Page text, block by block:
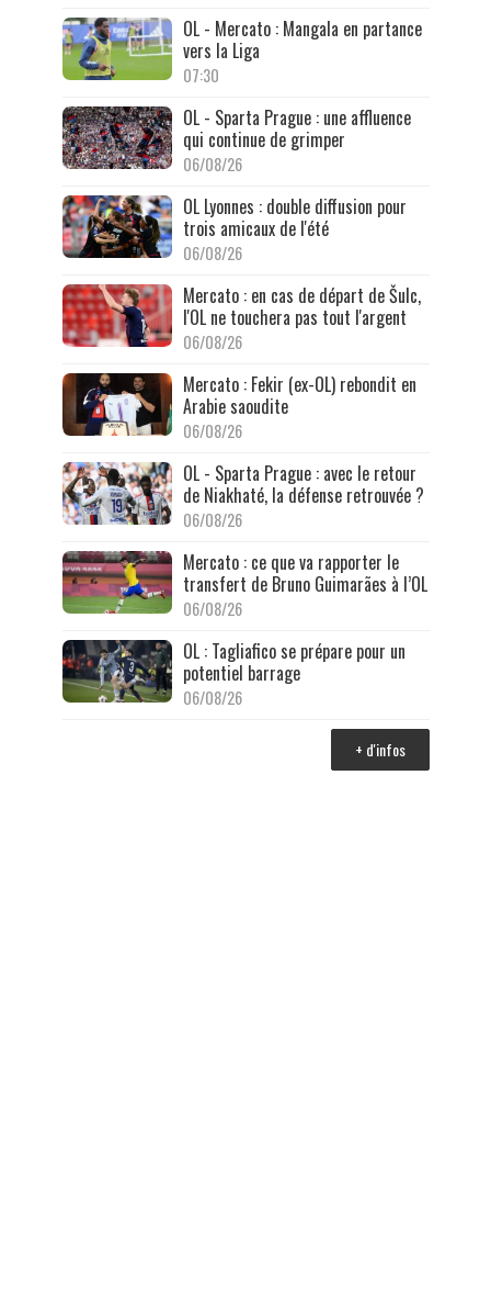
OL - Mercato : Mangala en partance
vers la Liga
07:30
OL - Sparta Prague : une affluence
qui continue de grimper
06/08/26
OL Lyonnes : double diffusion pour
trois amicaux de l'été
06/08/26
Mercato : en cas de départ de Šulc,
l'OL ne touchera pas tout l'argent
06/08/26
Mercato : Fekir (ex-OL) rebondit en
Arabie saoudite
06/08/26
OL - Sparta Prague : avec le retour
de Niakhaté, la défense retrouvée ?
06/08/26
Mercato : ce que va rapporter le
transfert de Bruno Guimarães à l’OL
06/08/26
OL : Tagliafico se prépare pour un
potentiel barrage
06/08/26
+ d'infos